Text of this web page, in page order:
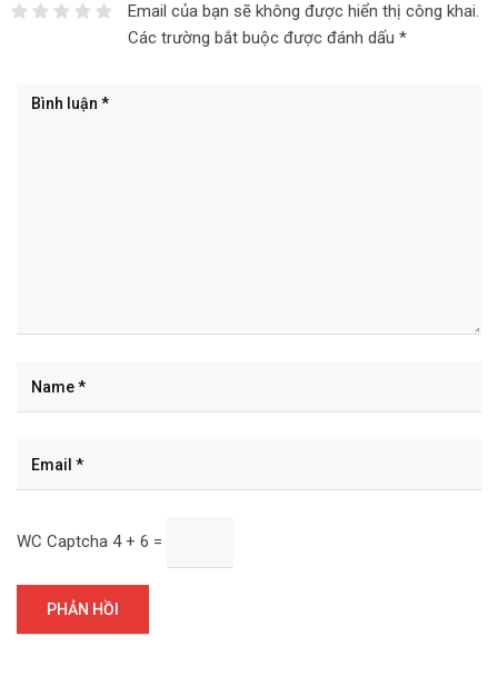
Email của bạn sẽ không được hiển thị công khai.
Các trường bắt buộc được đánh dấu *
WC Captcha 4 + 6 =